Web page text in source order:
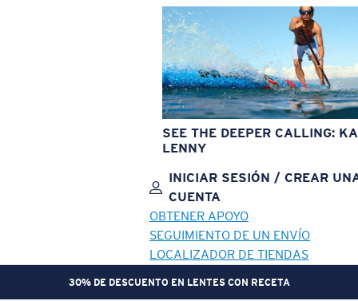
SEE THE DEEPER CALLING:
LENNY
INICIAR SESIÓN / CREAR
CUENTA
OBTENER APOYO
SEGUIMIENTO DE UN ENVÍO
LOCALIZADOR DE TIENDAS
30% DE DESCUENTO EN LENTES CON RECETA